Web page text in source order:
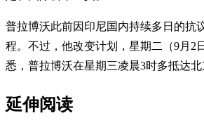
普拉博沃此前因印尼国内持续多日的抗
程。不过，他改变计划，星期二（9月2
悉，普拉博沃在星期三凌晨3时多抵达北
延伸阅读